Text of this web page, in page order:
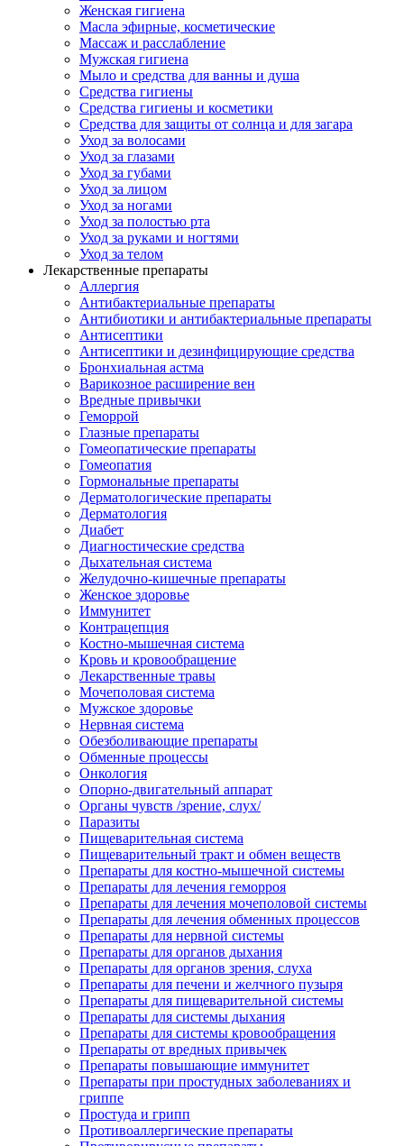
Женская гигиена
Масла эфирные, косметические
Массаж и расслабление
Мужская гигиена
Мыло и средства для ванны и душа
Средства гигиены
Средства гигиены и косметики
Средства для защиты от солнца и для загара
Уход за волосами
Уход за глазами
Уход за губами
Уход за лицом
Уход за ногами
Уход за полостью рта
Уход за руками и ногтями
Уход за телом
Лекарственные препараты
Аллергия
Антибактериальные препараты
Антибиотики и антибактериальные препараты
Антисептики
Антисептики и дезинфицирующие средства
Бронхиальная астма
Варикозное расширение вен
Вредные привычки
Геморрой
Глазные препараты
Гомеопатические препараты
Гомеопатия
Гормональные препараты
Дерматологические препараты
Дерматология
Диабет
Диагностические средства
Дыхательная система
Желудочно-кишечные препараты
Женское здоровье
Иммунитет
Контрацепция
Костно-мышечная система
Кровь и кровообращение
Лекарственные травы
Мочеполовая система
Мужское здоровье
Нервная система
Обезболивающие препараты
Обменные процессы
Онкология
Опорно-двигательный аппарат
Органы чувств /зрение, слух/
Паразиты
Пищеварительная система
Пищеварительный тракт и обмен веществ
Препараты для костно-мышечной системы
Препараты для лечения геморроя
Препараты для лечения мочеполовой системы
Препараты для лечения обменных процессов
Препараты для нервной системы
Препараты для органов дыхания
Препараты для органов зрения, слуха
Препараты для печени и желчного пузыря
Препараты для пищеварительной системы
Препараты для системы дыхания
Препараты для системы кровообращения
Препараты от вредных привычек
Препараты повышающие иммунитет
Препараты при простудных заболеваниях и
гриппе
Простуда и грипп
Противоаллергические препараты